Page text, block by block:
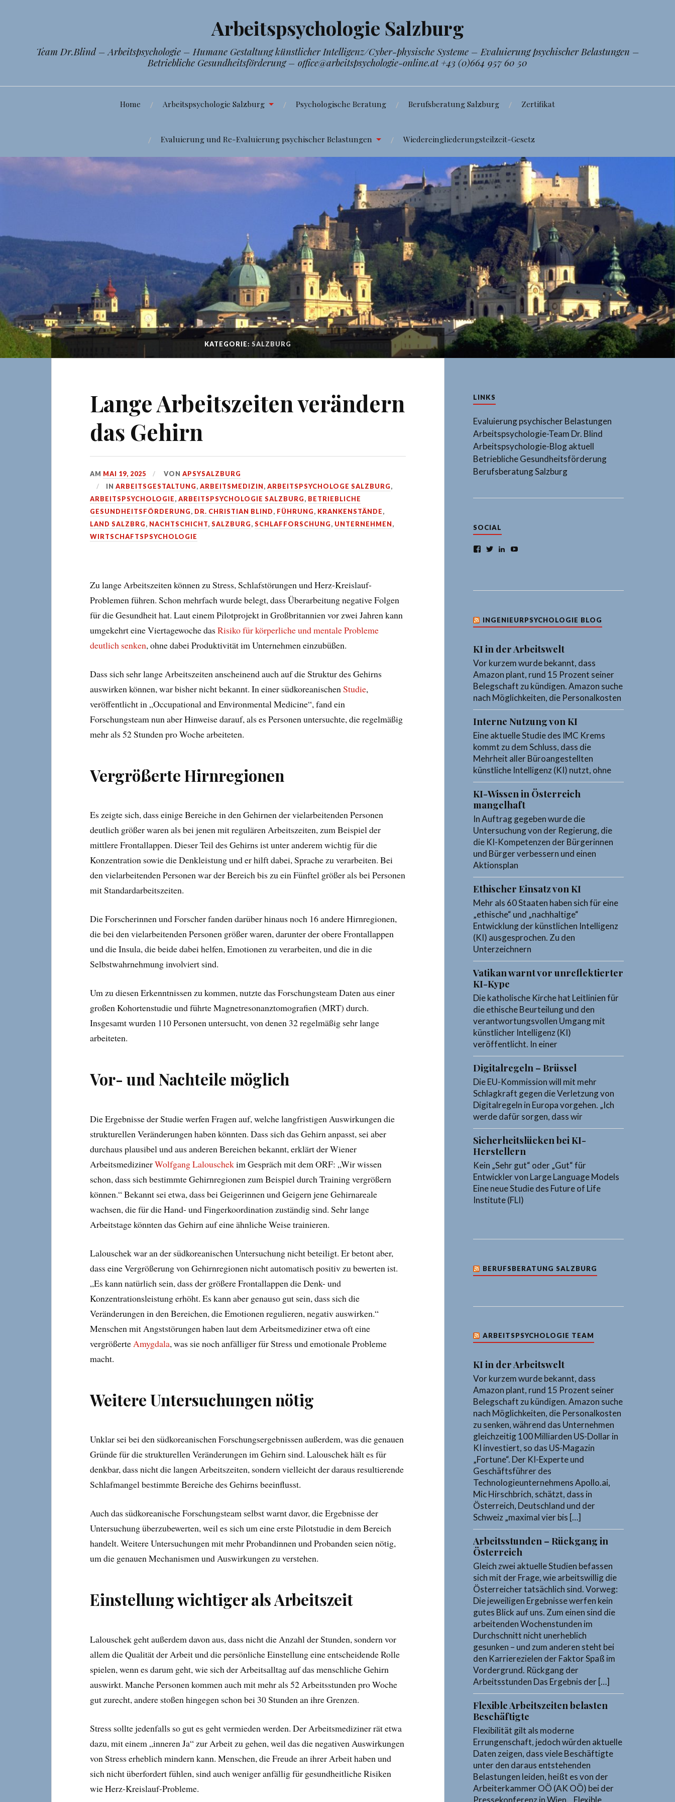
Arbeitspsychologie Salzburg
Team Dr.Blind – Arbeitspsychologie – Humane Gestaltung künstlicher Intelligenz/Cyber-physische Systeme – Evaluierung psychischer Belastungen –
Betriebliche Gesundheitsförderung – office@arbeitspsychologie-online.at +43 (0)664 957 60 50
Home Arbeitspsychologie Salzburg Psychologische Beratung Berufsberatung Salzburg Zertifikat
Evaluierung und Re-Evaluierung psychischer Belastungen Wiedereingliederungsteilzeit-Gesetz
KATEGORIE:SALZBURG
Lange Arbeitszeiten verändern
das Gehirn
AM MAI 19, 2025 VON APSYSALZBURG
IN ARBEITSGESTALTUNG, ARBEITSMEDIZIN, ARBEITSPSYCHOLOGE SALZBURG,
ARBEITSPSYCHOLOGIE,ARBEITSPSYCHOLOGIE SALZBURG, BETRIEBLICHE
GESUNDHEITSFÖRDERUNG, DR. CHRISTIAN BLIND, FÜHRUNG, KRANKENSTÄNDE,
LAND SALZBRG, NACHTSCHICHT,SALZBURG,SCHLAFFORSCHUNG, UNTERNEHMEN,
WIRTSCHAFTSPSYCHOLOGIE
Zu lange Arbeitszeiten können zu Stress, Schlafstörungen und Herz-Kreislauf-
Problemen führen. Schon mehrfach wurde belegt, dass Überarbeitung negative Folgen
für die Gesundheit hat. Laut einem Pilotprojekt in Großbritannien vor zwei Jahren kann
umgekehrt eine Viertagewoche dasRisiko für körperliche und mentale Probleme
deutlich senken, ohne dabei Produktivität im Unternehmen einzubüßen.
Dass sich sehr lange Arbeitszeiten anscheinend auch auf die Struktur des Gehirns
auswirken können, war bisher nicht bekannt. In einer südkoreanischenStudie,
veröffentlicht in „Occupational and Environmental Medicine“, fand ein
Forschungsteam nun aber Hinweise darauf, als es Personen untersuchte, die regelmäßig
mehr als 52 Stunden pro Woche arbeiteten.
Vergrößerte Hirnregionen
Es zeigte sich, dass einige Bereiche in den Gehirnen der vielarbeitenden Personen
deutlich größer waren als bei jenen mit regulären Arbeitszeiten, zum Beispiel der
mittlere Frontallappen. Dieser Teil des Gehirns ist unter anderem wichtig für die
Konzentration sowie die Denkleistung und er hilft dabei, Sprache zu verarbeiten. Bei
den vielarbeitenden Personen war der Bereich bis zu ein Fünftel größer als bei Personen
mit Standardarbeitszeiten.
Die Forscherinnen und Forscher fanden darüber hinaus noch 16 andere Hirnregionen,
die bei den vielarbeitenden Personen größer waren, darunter der obere Frontallappen
und die Insula, die beide dabei helfen, Emotionen zu verarbeiten, und die in die
Selbstwahrnehmung involviert sind.
Um zu diesen Erkenntnissen zu kommen, nutzte das Forschungsteam Daten aus einer
großen Kohortenstudie und führte Magnetresonanztomografien (MRT) durch.
Insgesamt wurden 110 Personen untersucht, von denen 32 regelmäßig sehr lange
arbeiteten.
Vor- und Nachteile möglich
Die Ergebnisse der Studie werfen Fragen auf, welche langfristigen Auswirkungen die
strukturellen Veränderungen haben könnten. Dass sich das Gehirn anpasst, sei aber
durchaus plausibel und aus anderen Bereichen bekannt, erklärt der Wiener
ArbeitsmedizinerWolfgang Lalouschekim Gespräch mit dem ORF: „Wir wissen
schon, dass sich bestimmte Gehirnregionen zum Beispiel durch Training vergrößern
können.“ Bekannt sei etwa, dass bei Geigerinnen und Geigern jene Gehirnareale
wachsen, die für die Hand- und Fingerkoordination zuständig sind. Sehr lange
Arbeitstage könnten das Gehirn auf eine ähnliche Weise trainieren.
Lalouschek war an der südkoreanischen Untersuchung nicht beteiligt. Er betont aber,
dass eine Vergrößerung von Gehirnregionen nicht automatisch positiv zu bewerten ist.
„Es kann natürlich sein, dass der größere Frontallappen die Denk- und
Konzentrationsleistung erhöht. Es kann aber genauso gut sein, dass sich die
Veränderungen in den Bereichen, die Emotionen regulieren, negativ auswirken.“
Menschen mit Angststörungen haben laut dem Arbeitsmediziner etwa oft eine
vergrößerte Amygdala, was sie noch anfälliger für Stress und emotionale Probleme
macht.
Weitere Untersuchungen nötig
Unklar sei bei den südkoreanischen Forschungsergebnissen außerdem, was die genauen
Gründe für die strukturellen Veränderungen im Gehirn sind. Lalouschek hält es für
denkbar, dass nicht die langen Arbeitszeiten, sondern vielleicht der daraus resultierende
Schlafmangel bestimmte Bereiche des Gehirns beeinflusst.
Auch das südkoreanische Forschungsteam selbst warnt davor, die Ergebnisse der
Untersuchung überzubewerten, weil es sich um eine erste Pilotstudie in dem Bereich
handelt. Weitere Untersuchungen mit mehr Probandinnen und Probanden seien nötig,
um die genauen Mechanismen und Auswirkungen zu verstehen.
Einstellung wichtiger als Arbeitszeit
Lalouschek geht außerdem davon aus, dass nicht die Anzahl der Stunden, sondern vor
allem die Qualität der Arbeit und die persönliche Einstellung eine entscheidende Rolle
spielen, wenn es darum geht, wie sich der Arbeitsalltag auf das menschliche Gehirn
auswirkt. Manche Personen kommen auch mit mehr als 52 Arbeitsstunden pro Woche
gut zurecht, andere stoßen hingegen schon bei 30 Stunden an ihre Grenzen.
Stress sollte jedenfalls so gut es geht vermieden werden. Der Arbeitsmediziner rät etwa
dazu, mit einem „inneren Ja“ zur Arbeit zu gehen, weil das die negativen Auswirkungen
von Stress erheblich mindern kann. Menschen, die Freude an ihrer Arbeit haben und
sich nicht überfordert fühlen, sind auch weniger anfällig für gesundheitliche Risiken
wie Herz-Kreislauf-Probleme.
LINKS
Evaluierung psychischer Belastungen
Arbeitspsychologie-Team Dr. Blind
Arbeitspsychologie-Blog aktuell
Betriebliche Gesundheitsförderung
Berufsberatung Salzburg
SOCIAL
Facebook
TwitterLinkedIn
YouTube
INGENIEURPSYCHOLOGIE BLOG
KI in der Arbeitswelt
Vor kurzem wurde bekannt, dass
Amazon plant, rund 15 Prozent seiner
Belegschaft zu kündigen. Amazon suche
nach Möglichkeiten, die Personalkosten
Interne Nutzung von KI
Eine aktuelle Studie des IMC Krems
kommt zu dem Schluss, dass die
Mehrheit aller Büroangestellten
künstliche Intelligenz (KI) nutzt, ohne
KI-Wissen in Österreich
mangelhaft
In Auftrag gegeben wurde die
Untersuchung von der Regierung, die
die KI-Kompetenzen der Bürgerinnen
und Bürger verbessern und einen
Aktionsplan
Ethischer Einsatz von KI
Mehr als 60 Staaten haben sich für eine
„ethische“ und „nachhaltige“
Entwicklung der künstlichen Intelligenz
(KI) ausgesprochen. Zu den
Unterzeichnern
Vatikan warnt vor unreflektierter
KI-Kype
Die katholische Kirche hat Leitlinien für
die ethische Beurteilung und den
verantwortungsvollen Umgang mit
künstlicher Intelligenz (KI)
veröffentlicht. In einer
Digitalregeln – Brüssel
Die EU-Kommission will mit mehr
Schlagkraft gegen die Verletzung von
Digitalregeln in Europa vorgehen. „Ich
werde dafür sorgen, dass wir
Sicherheitslücken bei KI-
Herstellern
Kein „Sehr gut“ oder „Gut“ für
Entwickler von Large Language Models
Eine neue Studie des Future of Life
Institute (FLI)
BERUFSBERATUNG SALZBURG
ARBEITSPSYCHOLOGIE TEAM
KI in der Arbeitswelt
Vor kurzem wurde bekannt, dass
Amazon plant, rund 15 Prozent seiner
Belegschaft zu kündigen. Amazon suche
nach Möglichkeiten, die Personalkosten
zu senken, während das Unternehmen
gleichzeitig 100 Milliarden US-Dollar in
KI investiert, so das US-Magazin
„Fortune“. Der KI-Experte und
Geschäftsführer des
Technologieunternehmens Apollo.ai,
Mic Hirschbrich, schätzt, dass in
Österreich, Deutschland und der
Schweiz „maximal vier bis […]
Arbeitsstunden – Rückgang in
Österreich
Gleich zwei aktuelle Studien befassen
sich mit der Frage, wie arbeitswillig die
Österreicher tatsächlich sind. Vorweg:
Die jeweiligen Ergebnisse werfen kein
gutes Blick auf uns. Zum einen sind die
arbeitenden Wochenstunden im
Durchschnitt nicht unerheblich
gesunken – und zum anderen steht bei
den Karrierezielen der Faktor Spaß im
Vordergrund. Rückgang der
Arbeitsstunden Das Ergebnis der […]
Flexible Arbeitszeiten belasten
Beschäftigte
Flexibilität gilt als moderne
Errungenschaft, jedoch würden aktuelle
Daten zeigen, dass viele Beschäftigte
unter den daraus entstehenden
Belastungen leiden, heißt es von der
Arbeiterkammer OÖ (AK OÖ) bei der